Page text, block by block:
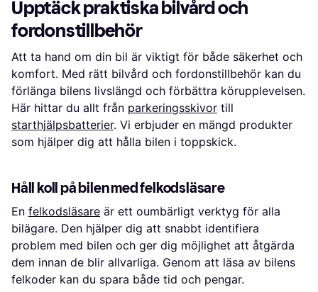
Upptäck praktiska bilvård och
fordonstillbehör
Att ta hand om din bil är viktigt för både säkerhet och
komfort. Med rätt bilvård och fordonstillbehör kan du
förlänga bilens livslängd och förbättra körupplevelsen.
Här hittar du allt från parkeringsskivor till
starthjälpsbatterier. Vi erbjuder en mängd produkter
som hjälper dig att hålla bilen i toppskick.
Håll koll på bilen med felkodsläsare
En felkodsläsare är ett oumbärligt verktyg för alla
bilägare. Den hjälper dig att snabbt identifiera
problem med bilen och ger dig möjlighet att åtgärda
dem innan de blir allvarliga. Genom att läsa av bilens
felkoder kan du spara både tid och pengar.